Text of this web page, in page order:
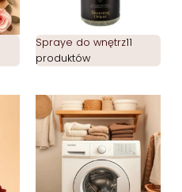
Spraye do wnętrz11
produktów